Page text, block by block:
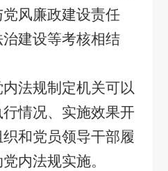
风廉政建设责任
建设等考核相结
规制定机关可以
情况、实施效果开
和党员领导干部履
内法规实施。